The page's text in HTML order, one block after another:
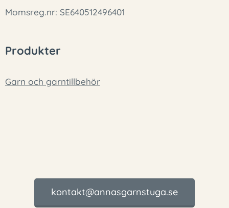
Momsreg.nr: SE640512496401
Produkter
Garn och garntillbehör
kontakt@annasgarnstuga.se